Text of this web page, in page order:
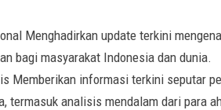
Menghadirkan update terkini
bagi masyarakat Indonesia dan dunia.
Memberikan informasi terkini seputar
termasuk analisis mendalam dari para